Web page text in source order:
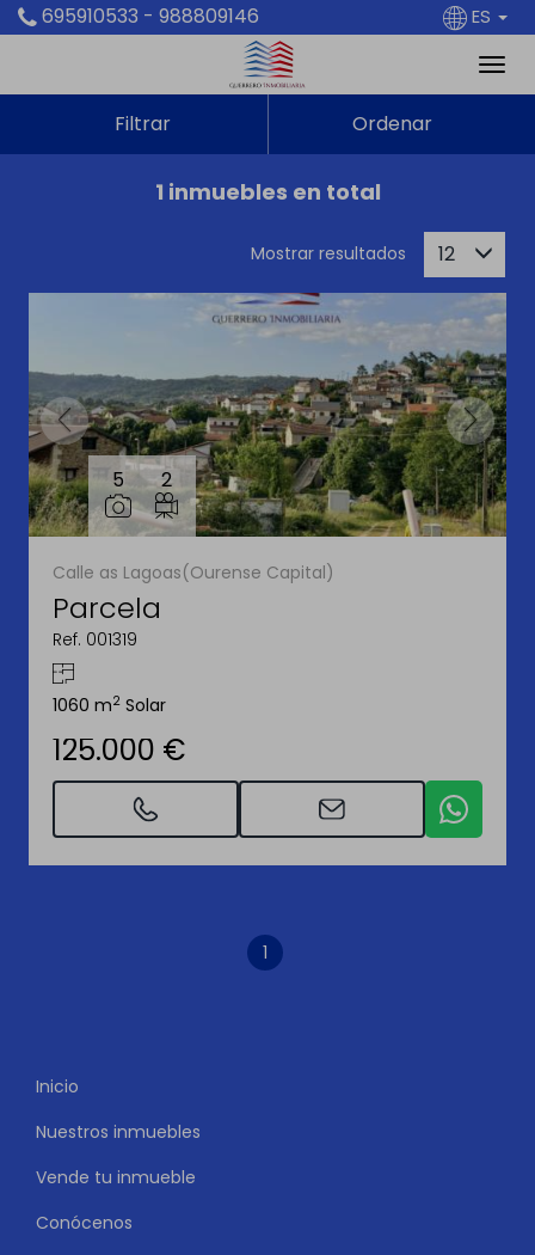
695910533 - 988809146 ES
Filtrar Ordenar
1 inmuebles en total
Mostrar resultados 12
5 2
Calle as Lagoas(Ourense Capital)
Parcela
Ref. 001319
1060 m2 Solar
125.000 €
1
Inicio
Nuestros inmuebles
Vende tu inmueble
Conócenos